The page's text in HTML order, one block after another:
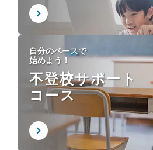
自分のペースで
始めよう！
不登校サポート
コース